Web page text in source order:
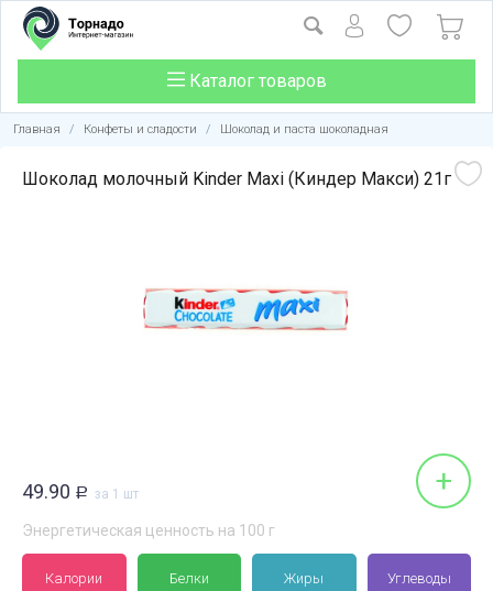
Каталог товаров
Главная / Конфеты и сладости / Шоколад и паста шоколадная
Шоколад молочный Kinder Maxi (Киндер Макси) 21г
49.90 Р за 1 шт +
Энергетическая ценность на 100 г
Калории Белки Жиры Углеводы